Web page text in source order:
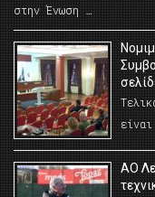
στην Ένωση …
ΑΟ